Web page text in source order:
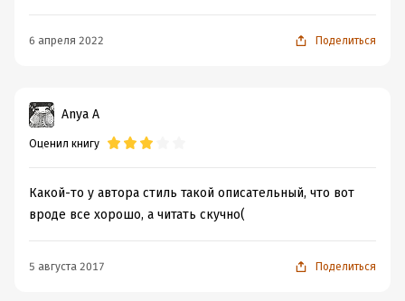
6 апреля 2022 Поделиться
Anya A
Оценил книгу
Какой-то у автора стиль такой описательный, что вот
вроде все хорошо, а читать скучно(
5 августа 2017 Поделиться